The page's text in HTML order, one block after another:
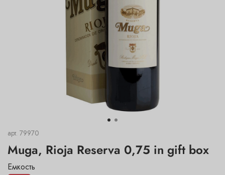
арт. 79970
Muga, Rioja Reserva 0,75 in gift box
Емкость